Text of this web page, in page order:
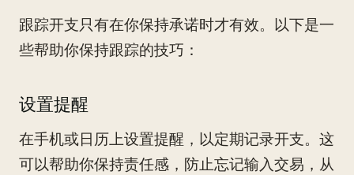
跟踪开支只有在你保持承诺时才有效。以下是一
些帮助你保持跟踪的技巧：
设置提醒
在手机或日历上设置提醒，以定期记录开支。这
可以帮助你保持责任感，防止忘记输入交易，从